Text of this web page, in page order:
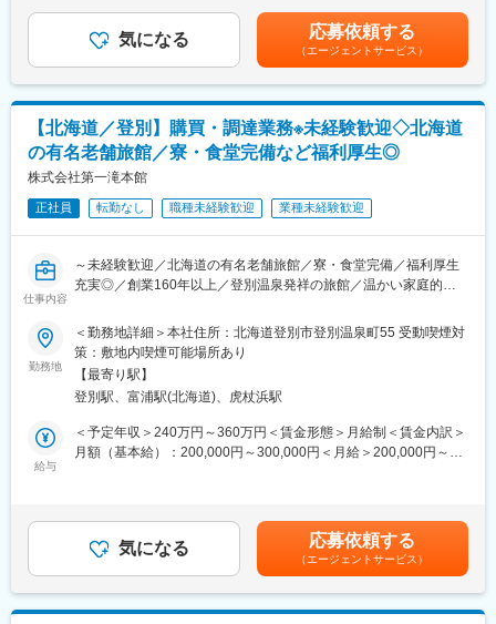
当社の運行管理課は、乗務員やお客様、そこで暮らす地域の安心
を守ることで、移動の価値と会社の信頼をつくる重要な役割を担
っています。乗務員が安心して出発できるよう、誠実なサポート
をお願いします。
【明確なキャリアパスと会社のサポート体制で成長を実感】
社内ではレベルに応じた役割や行動指標、評価基準が詳細に定義
されており、「次に何を伸ばせばいいか」が曖昧にならない仕組
みを整えています。半年に一度の面談で成長の方向性を一緒に確
認し、次のアクションを設定します。
現場負荷を軽減するため、配車担当との事前調整やスムーズな連
携を大切にしています。トラブル発生時にも落ち着いて対応でき
ミスを削減する取り組みを行っています。
変更の範囲：当社の指定する業務
（1）運行管理業務
・アルコール、点呼（玉川車庫にて実施。運行スケジュールによ
っては、早朝に対応することもあります）
・法令順守対応（書類作成など）
※当社では自動点呼システムを夜間点呼時に導入しています。今後
朝の点呼時にも導入することを検討しています。
玉川車庫（玉川町別所甲134-3）に出向いていただくこととなりま
す。毎日ではありませんが、バスの運航スケジュールに応じて対
り今後の改善事項となります）
（2）業務改善活動（例：業務効率化、DX推進など）
て、社内の働きやすさや働きがい向上のための施策立案～実行に
も関与いただくことを想定しております。
■組織構成及び募集背景：
関連会社のタクシー会社にて配車業務を担当）。
社長が経営に専念するために運行管理業務をお任せできる方を新
年間休日105日・土日休（日＋第2・4土）
お盆休暇、年末年始休暇、GW休暇など長期休暇あり
残業20ｈ
転勤なし
も目安の金額であり、選考を通じて上下する可能性があります。
月給(月額)は固定手当を含めた表記です。
気になる 応募依頼する
（エージェントサービス）
【北海道／登別】購買・調達業務※未経験歓迎◇北海道
の有名老舗旅館／寮・食堂完備など福利厚生◎
株式会社第一滝本館
正社員 転勤なし 職種未経験歓迎 業種未経験歓迎
仕事内容
～未経験歓迎／北海道の有名老舗旅館／寮・食堂完備／福利厚生
充実◎／創業160年以上／登別温泉発祥の旅館／温かい家庭的な
■業務内容：
北海道登別市に位置する旅館にて、購買・調達スタッフとして業
務をご担当いただきます。
■業務詳細：
◇物品の発注業務
◇PCへの伝票入力
◇冷凍、冷蔵庫整理
◇その他、関連する業務全般
勤務地
＜勤務地詳細＞本社住所：北海道登別市登別温泉町55 受動喫煙対
策：敷地内喫煙可能場所あり
【最寄り駅】
登別駅、富浦駅(北海道)、虎杖浜駅
給与
＜予定年収＞240万円～360万円＜賃金形態＞月給制＜賃金内訳＞
月額（基本給）：200,000円～300,000円＜月給＞200,000円～
を考慮の上、決定いたします賃金はあくまでも目安の金額であ
り、選考を通じて上下する可能性があります。月給(月額)は固定手
気になる 応募依頼する
（エージェントサービス）